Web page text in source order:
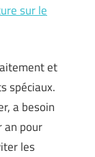
sur le
et
spéciaux.
a besoin
an pour
les